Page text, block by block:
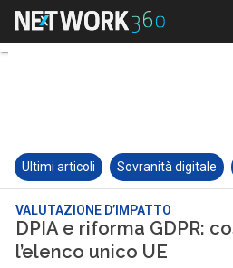
Ultimi articoli Sovranità digitale
VALUTAZIONE D’IMPATTO
DPIA e riforma GDPR:
l’elenco unico UE